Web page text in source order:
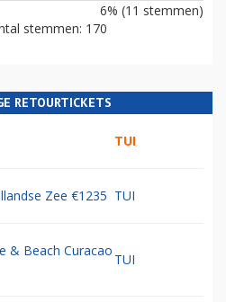
6% (11 stemmen)
stemmen: 170
RETOURTICKETS
TUI
Zee €1235 TUI
& Beach Curacao
TUI